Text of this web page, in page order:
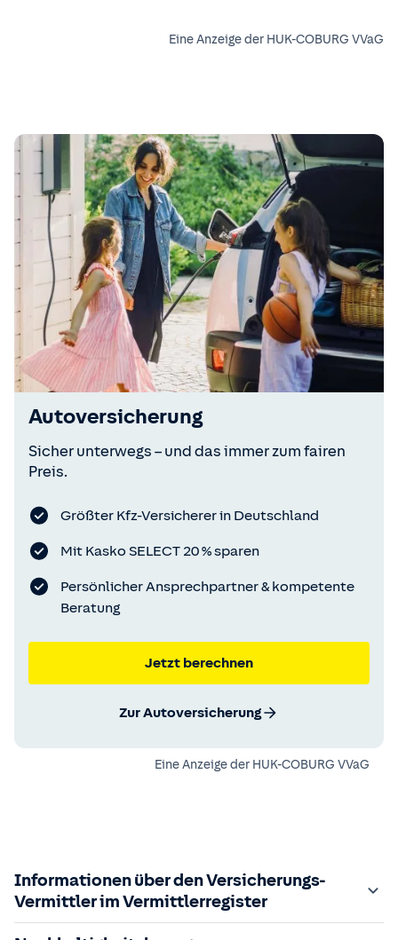
Eine Anzeige der HUK-COBURG VVaG
Autoversicherung
Sicher unterwegs – und das immer zum fairen
Preis.
Größter Kfz-Versicherer in Deutschland
Mit Kasko SELECT 20 % sparen
Persönlicher Ansprechpartner & kompetente
Beratung
Jetzt berechnen
Zur Autoversicherung
Eine Anzeige der HUK-COBURG VVaG
Informationen über den Versicherungs-
Vermittler im Vermittlerregister